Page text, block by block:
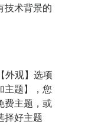
技术背景的
外观】选项
主题】，您
费主题，或
择好主题